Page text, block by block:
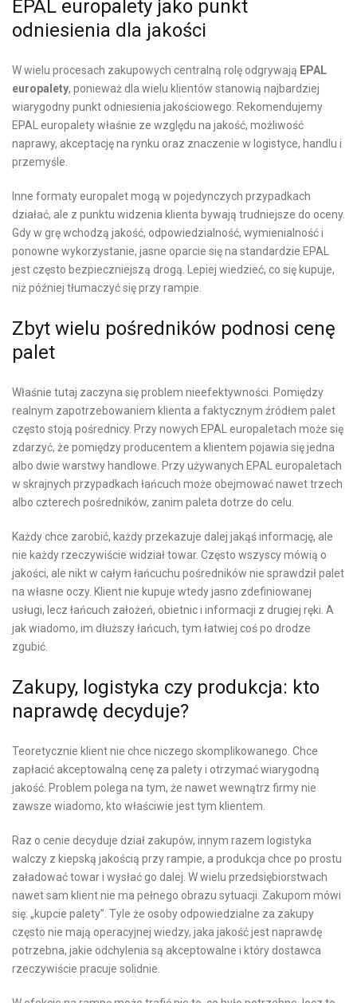
EPAL europalety jako punkt
odniesienia dla jakości
W wielu procesach zakupowych centralną rolę odgrywają EPAL
europalety, ponieważ dla wielu klientów stanowią najbardziej
wiarygodny punkt odniesienia jakościowego. Rekomendujemy
EPAL europalety właśnie ze względu na jakość, możliwość
naprawy, akceptację na rynku oraz znaczenie w logistyce, handlu i
przemyśle.
Inne formaty europalet mogą w pojedynczych przypadkach
działać, ale z punktu widzenia klienta bywają trudniejsze do oceny.
Gdy w grę wchodzą jakość, odpowiedzialność, wymienialność i
ponowne wykorzystanie, jasne oparcie się na standardzie EPAL
jest często bezpieczniejszą drogą. Lepiej wiedzieć, co się kupuje,
niż później tłumaczyć się przy rampie.
Zbyt wielu pośredników podnosi cenę
palet
Właśnie tutaj zaczyna się problem nieefektywności. Pomiędzy
realnym zapotrzebowaniem klienta a faktycznym źródłem palet
często stoją pośrednicy. Przy nowych EPAL europaletach może się
zdarzyć, że pomiędzy producentem a klientem pojawia się jedna
albo dwie warstwy handlowe. Przy używanych EPAL europaletach
w skrajnych przypadkach łańcuch może obejmować nawet trzech
albo czterech pośredników, zanim paleta dotrze do celu.
Każdy chce zarobić, każdy przekazuje dalej jakąś informację, ale
nie każdy rzeczywiście widział towar. Często wszyscy mówią o
jakości, ale nikt w całym łańcuchu pośredników nie sprawdził palet
na własne oczy. Klient nie kupuje wtedy jasno zdefiniowanej
usługi, lecz łańcuch założeń, obietnic i informacji z drugiej ręki. A
jak wiadomo, im dłuższy łańcuch, tym łatwiej coś po drodze
zgubić.
Zakupy, logistyka czy produkcja: kto
naprawdę decyduje?
Teoretycznie klient nie chce niczego skomplikowanego. Chce
zapłacić akceptowalną cenę za palety i otrzymać wiarygodną
jakość. Problem polega na tym, że nawet wewnątrz firmy nie
zawsze wiadomo, kto właściwie jest tym klientem.
Raz o cenie decyduje dział zakupów, innym razem logistyka
walczy z kiepską jakością przy rampie, a produkcja chce po prostu
załadować towar i wysłać go dalej. W wielu przedsiębiorstwach
nawet sam klient nie ma pełnego obrazu sytuacji. Zakupom mówi
się: „kupcie palety”. Tyle że osoby odpowiedzialne za zakupy
często nie mają operacyjnej wiedzy, jaka jakość jest naprawdę
potrzebna, jakie odchylenia są akceptowalne i który dostawca
rzeczywiście pracuje solidnie.